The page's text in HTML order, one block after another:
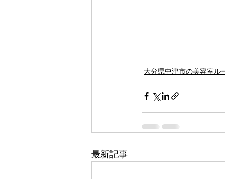
大分県中津市の美容室ル
最新記事